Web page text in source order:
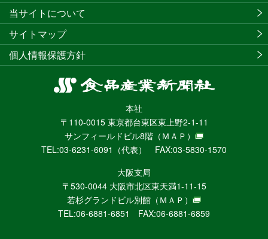
食
産
業
新
聞
社
ニ
ュ
ー
本社
〒110-0015 東京都台東区東上野2-1-11
サンフィールドビル8階 （ＭＡＰ）
TEL:03-6231-6091（代表） FAX:03-5830-1570
大阪支局
〒530-0044 大阪市北区東天満1-11-15
若杉グランドビル別館 （ＭＡＰ）
TEL:06-6881-6851 FAX:06-6881-6859
当サイトについて
サイトマップ
個人情報保護方針